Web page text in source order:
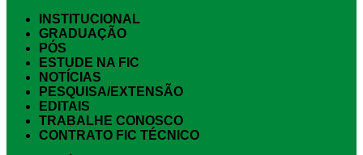
INSTITUCIONAL
GRADUAÇÃO
PÓS
ESTUDE NA FIC
NOTÍCIAS
PESQUISA/EXTENSÃO
EDITAIS
TRABALHE CONOSCO
CONTRATO FIC TÉCNICO